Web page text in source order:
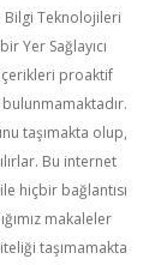
Bilgi Teknolojileri
Yer Sağlayıcı
proaktif
taşımakta olup,
Bu internet
hiçbir bağlantısı
makaleler
taşımamakta